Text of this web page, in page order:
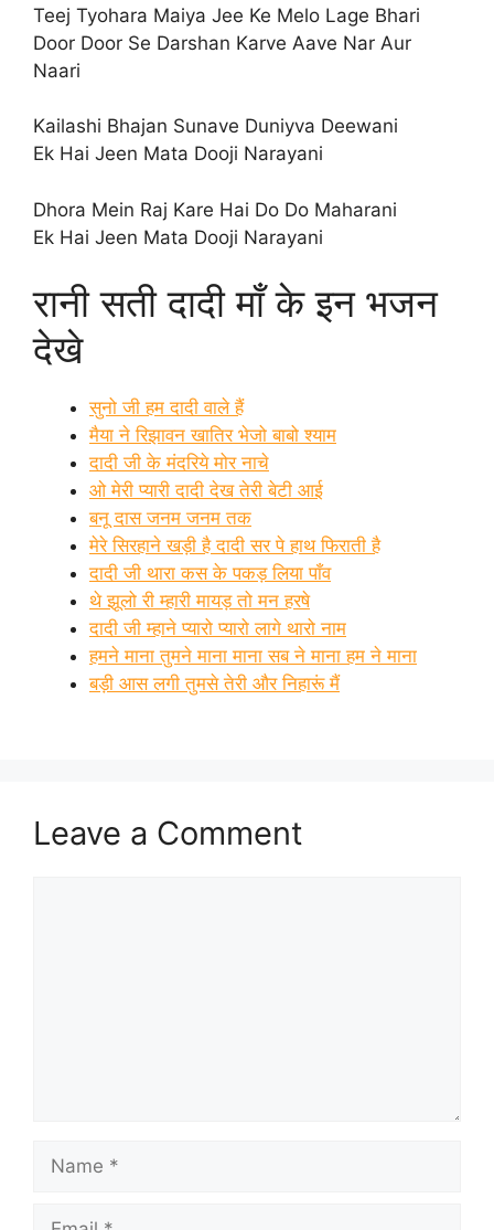
Teej Tyohara Maiya Jee Ke Melo Lage Bhari
Door Door Se Darshan Karve Aave Nar Aur
Naari
Kailashi Bhajan Sunave Duniyva Deewani
Ek Hai Jeen Mata Dooji Narayani
Dhora Mein Raj Kare Hai Do Do Maharani
Ek Hai Jeen Mata Dooji Narayani
रानी सती दादी माँ के इन भजन
देखे
सुनो जी हम दादी वाले हैं
मैया ने रिझावन खातिर भेजो बाबो श्याम
दादी जी के मंदरिये मोर नाचे
ओ मेरी प्यारी दादी देख तेरी बेटी आई
बनू दास जनम जनम तक
मेरे सिरहाने खड़ी है दादी सर पे हाथ फिराती है
दादी जी थारा कस के पकड़ लिया पाँव
थे झूलो री म्हारी मायड़ तो मन हरषे
दादी जी म्हाने प्यारो प्यारो लागे थारो नाम
हमने माना तुमने माना माना सब ने माना हम ने माना
बड़ी आस लगी तुमसे तेरी और निहारूं मैं
Leave a Comment